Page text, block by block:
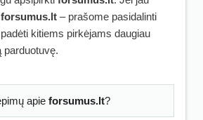
forsumus.lt – prašome pasidalinti
kitiems pirkėjams daugiau
parduotuvę.
apie forsumus.lt?